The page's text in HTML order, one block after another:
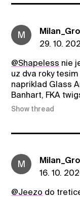
M
29. 10.
@ShapeIess nie
uz dva roky
napriklad Glass
Banhart, FKA
Show thread
M
16. 10.
@Jeezo do